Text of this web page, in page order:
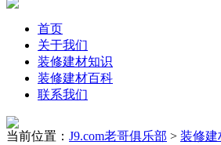
首页
关于我们
装修建材知识
装修建材百科
联系我们
当前位置： J9.com老哥俱乐部 > 装修建